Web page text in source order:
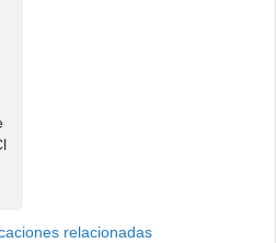
relacionadas